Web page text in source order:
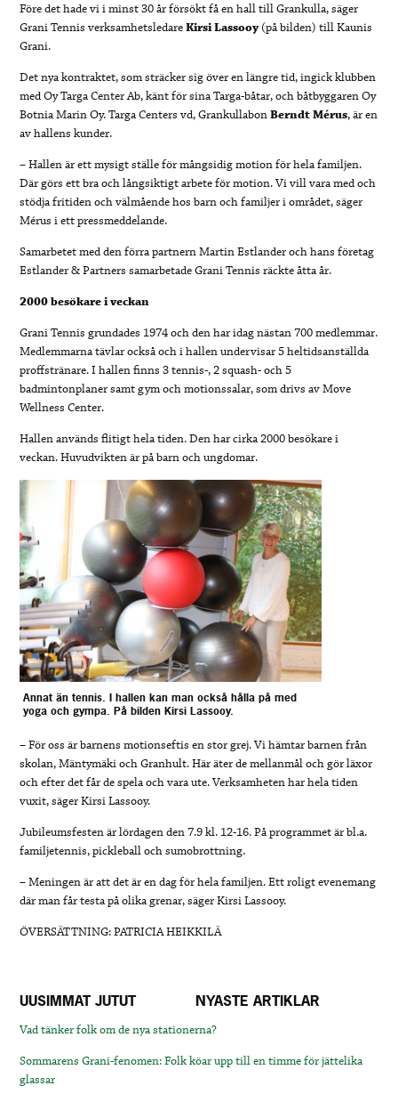
Före det hade vi i minst 30 år försökt få en hall till Grankulla, säger
Grani Tennis verksamhetsledareKirsi Lassooy(på bilden) till Kaunis
Grani.
Det nya kontraktet, som sträcker sig över en längre tid, ingick klubben
med Oy Targa Center Ab, känt för sina Targa-båtar, och båtbyggaren Oy
Botnia Marin Oy. Targa Centers vd, GrankullabonBerndt Mérus, är en
av hallens kunder.
– Hallen är ett mysigt ställe för mångsidig motion för hela familjen.
Där görs ett bra och långsiktigt arbete för motion. Vi vill vara med och
stödja fritiden och välmående hos barn och familjer i området, säger
Mérus i ett pressmeddelande.
Samarbetet med den förra partnern Martin Estlander och hans företag
Estlander & Partners samarbetade Grani Tennis räckte åtta år.
2000 besökare i veckan
Grani Tennis grundades 1974 och den har idag nästan 700 medlemmar.
Medlemmarna tävlar också och i hallen undervisar 5 heltidsanställda
proffstränare. I hallen finns 3 tennis-, 2 squash- och 5
badmintonplaner samt gym och motionssalar, som drivs av Move
Wellness Center.
Hallen används flitigt hela tiden. Den har cirka 2000 besökare i
veckan. Huvudvikten är på barn och ungdomar.
Annat än tennis. I hallen kan man också hålla på med
yoga och gympa. På bilden Kirsi Lassooy.
– För oss är barnens motionseftis en stor grej. Vi hämtar barnen från
skolan, Mäntymäki och Granhult. Här äter de mellanmål och gör läxor
och efter det får de spela och vara ute. Verksamheten har hela tiden
vuxit, säger Kirsi Lassooy.
Jubileumsfesten är lördagen den 7.9 kl. 12-16. På programmet är bl.a.
familjetennis, pickleball och sumobrottning.
– Meningen är att det är en dag för hela familjen. Ett roligt evenemang
där man får testa på olika grenar, säger Kirsi Lassooy.
ÖVERSÄTTNING: PATRICIA HEIKKILÄ
UUSIMMAT JUTUT NYASTE ARTIKLAR
Vad tänker folk om de nya stationerna?
Sommarens Grani-fenomen: Folk köar upp till en timme för jättelika
glassar